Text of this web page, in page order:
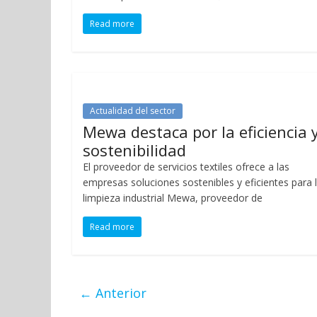
Read more
Actualidad del sector
Mewa destaca por la eficiencia
sostenibilidad
El proveedor de servicios textiles ofrece a las
empresas soluciones sostenibles y eficientes para
limpieza industrial Mewa, proveedor de
Read more
← Anterior